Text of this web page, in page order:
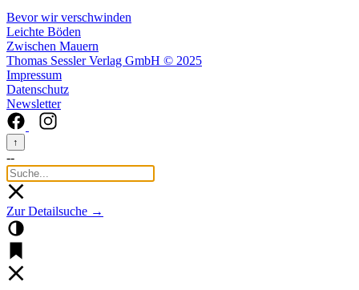
Bevor wir verschwinden
Leichte Böden
Zwischen Mauern
Thomas Sessler Verlag GmbH © 2025
Impressum
Datenschutz
Newsletter
↑
--
Zur Detailsuche →